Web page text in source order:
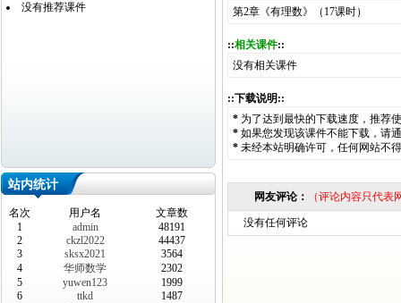
没有推荐课件
站内统计
名次 用户名
文章数
1
admin
48191
2
ckzl2022
44437
3
sksx2021
3564
4
华师数学
2302
5
yuwen123
1999
6
ttkd
1487
第2章《有理数》（17课时）
::相关课件::
没有相关课件
::下载说明::
* 为了达到最快的下载速度，推荐
* 如果您发现该课件不能下载，请
* 未经本站明确许可，任何网站不
网友评论： （评论内容只代
没有任何评论